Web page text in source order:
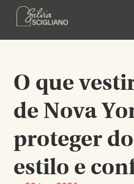
O que
de Nova
proteger
estilo e